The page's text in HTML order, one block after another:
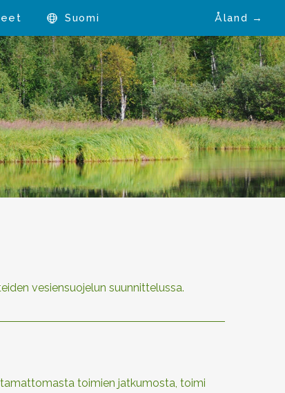
Suomi Åland →
vesiensuojelun suunnittelussa.
toimien jatkumosta, toimi